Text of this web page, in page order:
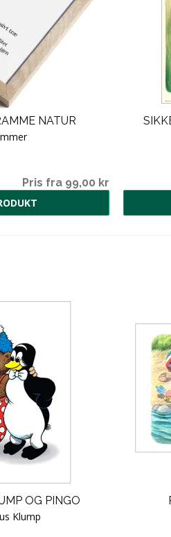
NATUR
Pris fra 99,00 kr
OG PINGO
Klump